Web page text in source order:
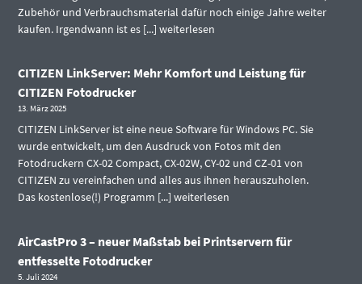
Zubehör und Verbrauchsmaterial dafür noch einige Jahre weiter
kaufen. Irgendwann ist es [...]weiterlesen
CITIZEN LinkServer: Mehr Komfort und Leistung für
CITIZEN Fotodrucker
13. März 2025
CITIZEN LinkServer ist eine neue Software für Windows PC. Sie
wurde entwickelt, um den Ausdruck von Fotos mit den
Fotodruckern CX-02 Compact, CX-02W, CY-02 und CZ-01 von
CITIZEN zu vereinfachen und alles aus ihnen herauszuholen.
Das kostenlose(!) Programm [...]weiterlesen
AirCastPro 3 – neuer Maßstab bei Printservern für
entfesselte Fotodrucker
5. Juli 2024